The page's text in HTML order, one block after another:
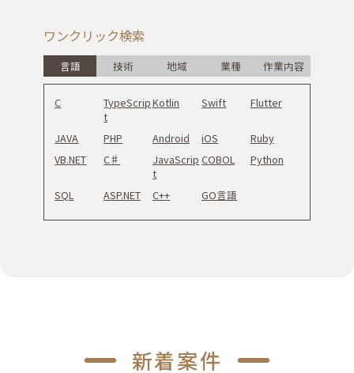
万円
ワンクリック検索
言語 技術 地域
新着案件